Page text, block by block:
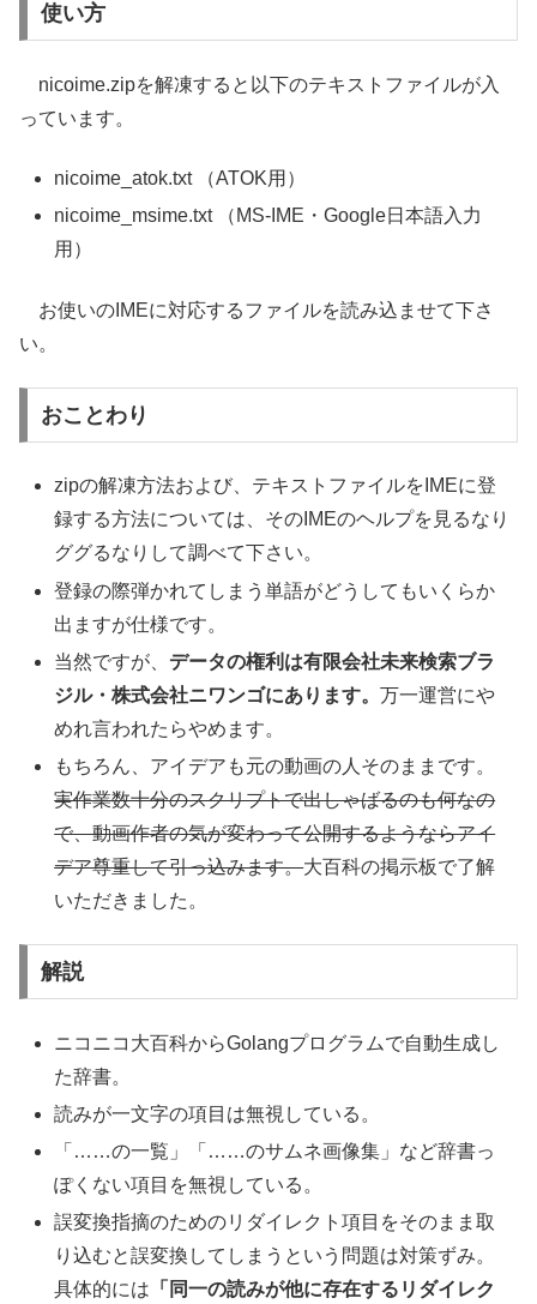
使い方
nicoime.zipを解凍すると以下のテキストファイルが入
っています。
nicoime_atok.txt （ATOK用）
nicoime_msime.txt （MS-IME・Google日本語入力
用）
お使いのIMEに対応するファイルを読み込ませて下さ
い。
おことわり
zipの解凍方法および、テキストファイルをIMEに登
録する方法については、そのIMEのヘルプを見るなり
ググるなりして調べて下さい。
登録の際弾かれてしまう単語がどうしてもいくらか
出ますが仕様です。
当然ですが、 データの権利は有限会社未来検索ブラ
ジル・株式会社ニワンゴにあります。万一運営にや
めれ言われたらやめます。
もちろん、アイデアも元の動画の人そのままです。
実作業数十分のスクリプトで出しゃばるのも何なの
で、動画作者の気が変わって公開するようならアイ
デア尊重して引っ込みます。大百科の掲示板で了解
いただきました。
解説
ニコニコ大百科からGolangプログラムで自動生成し
た辞書。
読みが一文字の項目は無視している。
「……の一覧」「……のサムネ画像集」など辞書っ
ぽくない項目を無視している。
誤変換指摘のためのリダイレクト項目をそのまま取
り込むと誤変換してしまうという問題は対策ずみ。
具体的には 「同一の読みが他に存在するリダイレク